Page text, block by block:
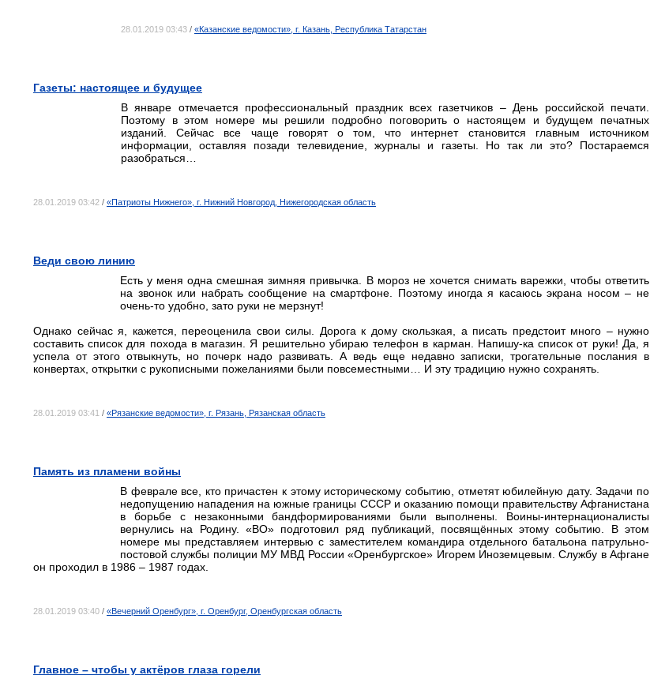
28.01.2019 03:43 / «Казанские ведомости», г. Казань, Республика Татарстан
Газеты: настоящее и будущее
В январе отмечается профессиональный праздник всех газетчиков – День российской печати.
Поэтому в этом номере мы решили подробно поговорить о настоящем и будущем печатных
изданий. Сейчас все чаще говорят о том, что интернет становится главным источником
информации, оставляя позади телевидение, журналы и газеты. Но так ли это? Постараемся
разобраться…
28.01.2019 03:42 / «Патриоты Нижнего», г. Нижний Новгород, Нижегородская область
Веди свою линию
Есть у меня одна смешная зимняя привычка. В мороз не хочется снимать варежки, чтобы ответить
на звонок или набрать сообщение на смартфоне. Поэтому иногда я касаюсь экрана носом – не
очень-то удобно, зато руки не мерзнут!
Однако сейчас я, кажется, переоценила свои силы. Дорога к дому скользкая, а писать предстоит много – нужно
составить список для похода в магазин. Я решительно убираю телефон в карман. Напишу-ка список от руки! Да, я
успела от этого отвыкнуть, но почерк надо развивать. А ведь еще недавно записки, трогательные послания в
конвертах, открытки с рукописными пожеланиями были повсеместными… И эту традицию нужно сохранять.
28.01.2019 03:41 / «Рязанские ведомости», г. Рязань, Рязанская область
Память из пламени войны
В феврале все, кто причастен к этому историческому событию, отметят юбилейную дату. Задачи по
недопущению нападения на южные границы СССР и оказанию помощи правительству Афганистана
в борьбе с незаконными бандформированиями были выполнены. Воины-интернационалисты
вернулись на Родину. «ВО» подготовил ряд публикаций, посвящённых этому событию. В этом
номере мы представляем интервью с заместителем командира отдельного батальона патрульно-
постовой службы полиции МУ МВД России «Оренбургское» Игорем Иноземцевым. Службу в Афгане
он проходил в 1986 – 1987 годах.
28.01.2019 03:40 / «Вечерний Оренбург», г. Оренбург, Оренбургская область
Главное – чтобы у актёров глаза горели